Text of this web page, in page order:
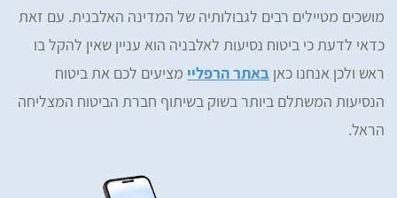
מושכים מטיילים רבים לגבולותיה של המדינה האלבנית. עם זאת
כדאי לדעת כי ביטוח נסיעות לאלבניה הוא עניין שאין להקל בו
ראש ולכן אנחנו כאן באתר הרפליי מציעים לכם את ביטוח
הנסיעות המשתלם ביותר בשוק בשיתוף חברת הביטוח המצליחה
הראל.